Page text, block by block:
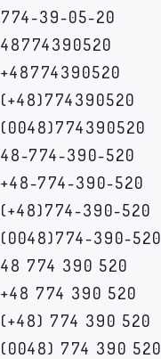
774-39-05-20
48774390520
+48774390520
(+48)774390520
(0048)774390520
48-774-390-520
+48-774-390-520
(+48)774-390-520
(0048)774-390-520
48 774 390 520
+48 774 390 520
(+48) 774 390 520
(0048) 774 390 520